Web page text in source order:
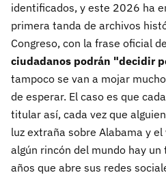
identificados, y este 2026 ha
primera tanda de archivos
Congreso, con la frase oficial
ciudadanos podrán "decidir
tampoco se van a mojar
de esperar. El caso es que
titular así, cada vez que
luz extraña sobre Alabama y
algún rincón del mundo hay
años que abre sus redes